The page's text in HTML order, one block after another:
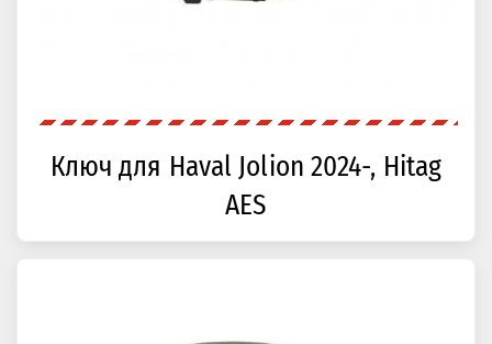
Ключ для Haval Jolion 2024-, Hitag
AES